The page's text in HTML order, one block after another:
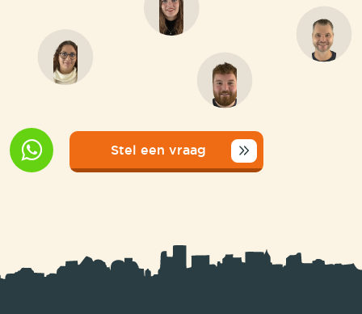
Stel een vraag